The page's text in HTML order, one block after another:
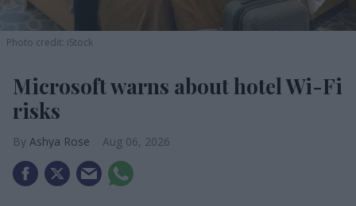
Photo credit: iStock
Microsoft warns about hotel Wi-Fi
risks
Ashya Rose Aug 06, 2026